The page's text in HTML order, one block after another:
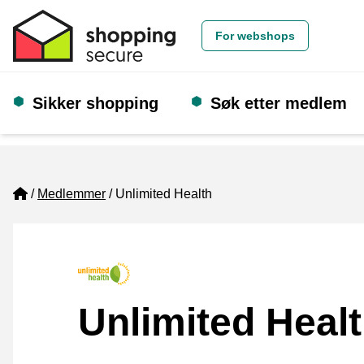
For webshops
Sikker shopping Søk etter medlem
Home
Medlemmer Unlimited Health
Unlimited